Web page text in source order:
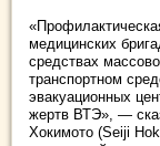
медицинских
средствах
транспортном
эвакуационных
жертв ВТЭ», —
Хокимото (Seiji